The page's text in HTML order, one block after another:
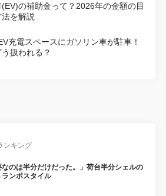
の補助金って？2026年の金額の目
を解説
充電スペースにガソリン車が駐車！
扱われる？
ンキング
なのは半分だけだった。」荷台半分シェルの
ランポスタイル